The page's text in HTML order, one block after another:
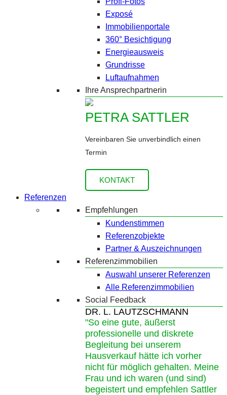
Exposé
Immobilienportale
360° Besichtigung
Energieausweis
Grundrisse
Luftaufnahmen
Ihre Ansprechpartnerin
PETRA SATTLER
Vereinbaren Sie unverbindlich einen
Termin
KONTAKT
Referenzen
Empfehlungen
Kundenstimmen
Referenzobjekte
Partner & Auszeichnungen
Referenzimmobilien
Auswahl unserer Referenzen
Alle Referenzimmobilien
Social Feedback
DR. L. LAUTZSCHMANN
"So eine gute, äußerst
professionelle und diskrete
Begleitung bei unserem
Hausverkauf hätte ich vorher
nicht für möglich gehalten. Meine
Frau und ich waren (und sind)
begeistert und empfehlen Sattler